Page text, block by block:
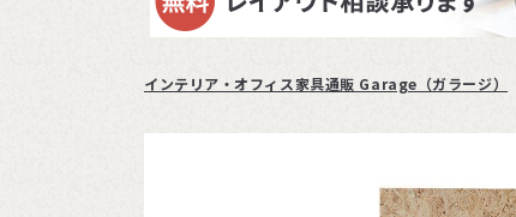
インテリア・オフィス家具通販 Garage（ガラージ）